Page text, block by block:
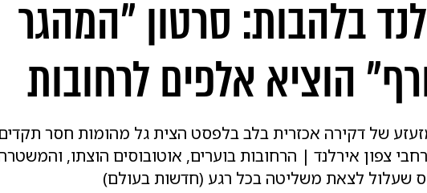
בלהבות: סרטון "המהגר
הוציא אלפים לרחובות
של דקירה אכזרית בלב בלפסט הצית גל מהומות חסר
צפון אירלנד | הרחובות בוערים, אוטובוסים הוצתו,
שעלול לצאת משליטה בכל רגע (חדשות בעולם)